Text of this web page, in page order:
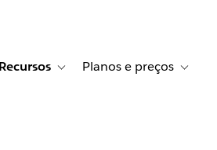
Histórias de clientes
sub-navigation for Soluções
Recursos Toggle sub-navigation for Recursos
Planos e preços Toggle